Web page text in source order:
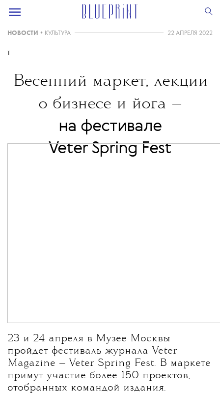
НОВОСТИ • КУЛЬТУРА 22 АПРЕЛЯ 2022
T
Весенний маркет, лекции
о бизнесе и йога —
на фестивале
Veter Spring Fest
23 и 24 апреля в Музее Москвы
пройдет фестиваль журнала Veter
Magazine — Veter Spring Fest. В маркете
примут участие более 150 проектов,
отобранных командой издания.